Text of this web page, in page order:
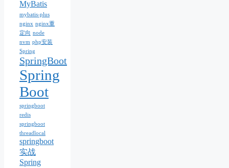
MyBatis
mybatis-plus
nginx nginx重
定向 node
nvm php安装
Spring
SpringBoot
Spring
Boot
springboot
redis
springboot
threadlocal
springboot
实战
Spring